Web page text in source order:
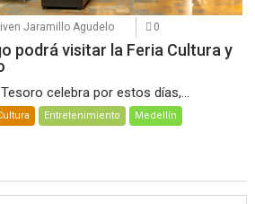
Jaramillo Agudelo 0
podrá visitar la Feria Cultura y
celebra por estos días,...
Entretenimiento Medellín